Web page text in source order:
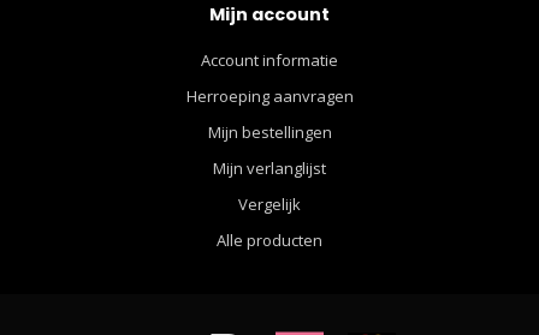
Mijn account
Account informatie
Herroeping aanvragen
Mijn bestellingen
Mijn verlanglijst
Vergelijk
Alle producten